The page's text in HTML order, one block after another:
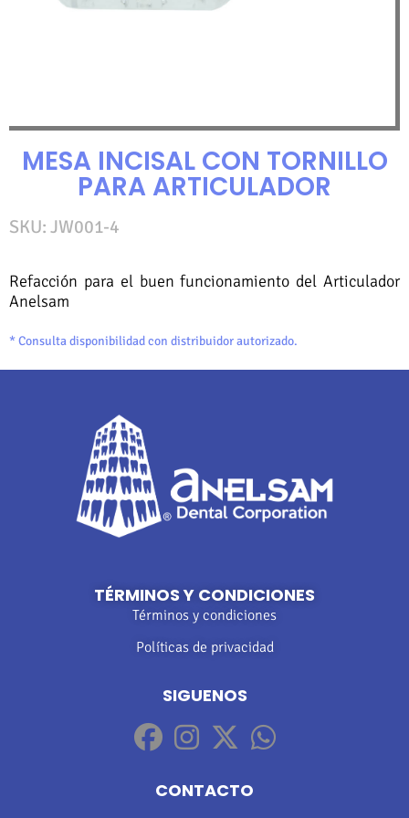
MESA INCISAL CON TORNILLO
PARA ARTICULADOR
SKU: JW001-4
Refacción para el buen funcionamiento del Articulador
Anelsam
* Consulta disponibilidad con distribuidor autorizado.
TÉRMINOS Y CONDICIONES
Términos y condiciones
Políticas de privacidad
SIGUENOS
CONTACTO